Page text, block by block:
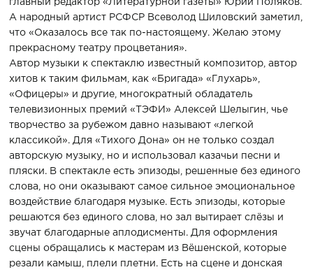
главный редактор «Литературной газеты» Юрий Поляков.
А народный артист РСФСР Всеволод Шиловский заметил,
что «Оказалось все так по-настоящему. Желаю этому
прекрасному театру процветания».
Автор музыки к спектаклю известный композитор, автор
хитов к таким фильмам, как «Бригада» «Глухарь»,
«Офицеры» и другие, многократный обладатель
телевизионных премий «ТЭФИ» Алексей Шелыгин, чье
творчество за рубежом давно называют «легкой
классикой». Для «Тихого Дона» он не только создал
авторскую музыку, но и использовал казачьи песни и
пляски. В спектакле есть эпизоды, решенные без единого
слова, но они оказывают самое сильное эмоциональное
воздействие благодаря музыке. Есть эпизоды, которые
решаются без единого слова, но зал вытирает слёзы и
звучат благодарные аплодисменты. Для оформления
сцены обращались к мастерам из Вёшенской, которые
резали камыш, плели плетни. Есть на сцене и донская